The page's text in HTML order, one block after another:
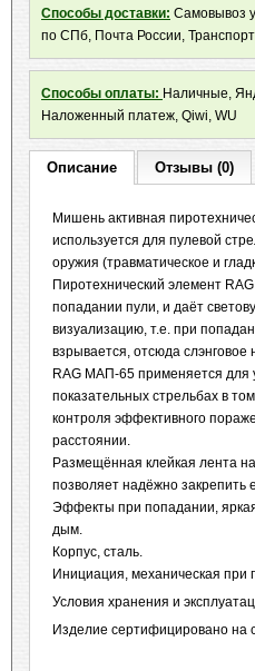
Способы доставки: Самовывоз
по СПб, Почта России,
Способы оплаты: Наличные,
Наложенный платеж, Qiwi, WU
Описание Отзывы (0)
Мишень активная
используется для пулевой
оружия (травматическое и
Пиротехнический элемент
попадании пули, и даёт
визуализацию, т.е. при
взрывается, отсюда
RAG МАП-65 применяется для
показательных стрельбах в
контроля эффективного
расстоянии.
Размещённая клейкая лента
позволяет надёжно
Эффекты при попадании,
дым.
Корпус, сталь.
Инициация, механическая
Условия хранения и
Изделие сертифицировано на